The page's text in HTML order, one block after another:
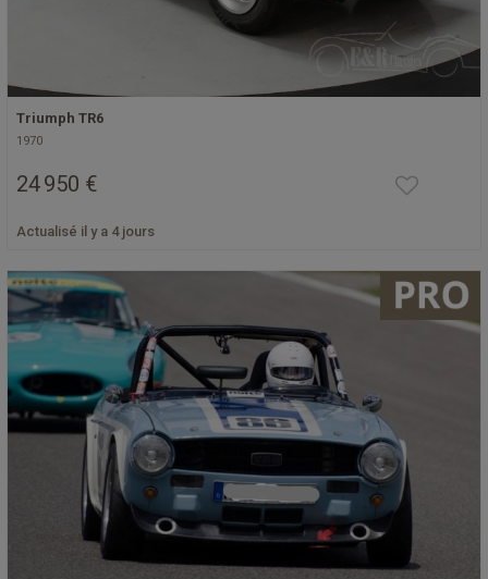
Triumph TR6
1970
24 950 €
Actualisé il y a 4 jours